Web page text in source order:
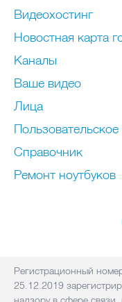
Видеохостинг
Новостная карта
Каналы
Ваше видео
Лица
Справочник
Ремонт нoутбуков
Регистрационный
25.12.2019